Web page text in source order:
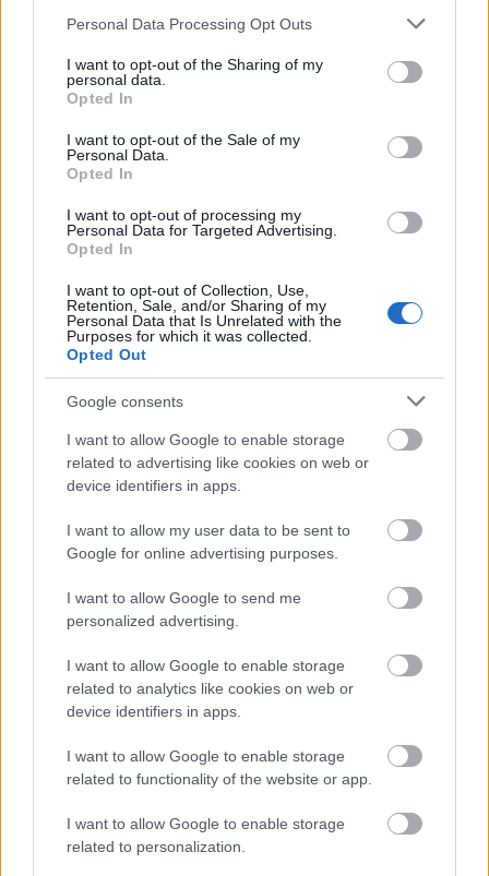
Please note that this website/app uses one or more Google
not limited to your visit or usage behaviour. You may click to
grant or deny consent to Google and its third-party tags to
use your data for below specified purposes in below Google
consent section.
Personal Data Processing Opt Outs
I want to opt-out of the Sharing of my
personal data.
Opted In
I want to opt-out of the Sale of my
Personal Data.
Opted In
I want to opt-out of processing my
Personal Data for Targeted Advertising.
Opted In
I want to opt-out of Collection, Use,
Retention, Sale, and/or Sharing of my
Personal Data that Is Unrelated with the
Purposes for which it was collected.
Opted Out
Google consents
I want to allow Google to enable storage
related to advertising like cookies on web or
device identifiers in apps.
I want to allow my user data to be sent to
Google for online advertising purposes.
I want to allow Google to send me
personalized advertising.
I want to allow Google to enable storage
related to analytics like cookies on web or
device identifiers in apps.
I want to allow Google to enable storage
related to functionality of the website or app.
I want to allow Google to enable storage
related to personalization.
Πέρα από τη Λισαβόνα: 10 μαγευτικοί προορισμοί
Το καλά κρυμμένο μυστικό της Κρήτης: Το φαράγγι
των Αγίων και η μαγευτική παραλία στο Λιβυκό
6 γραφικά χωριά των Κυκλάδων που αξίζει να
ανακαλύψετε